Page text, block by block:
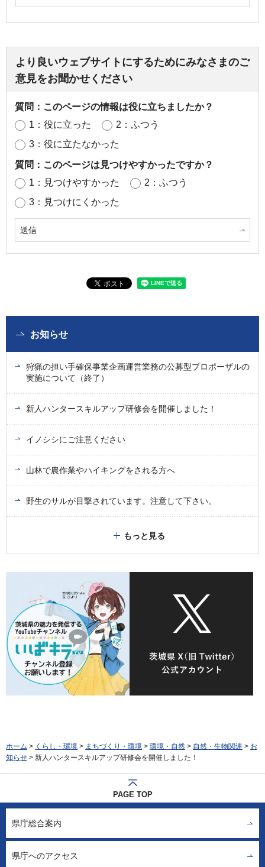
より良いウェブサイトにするためにみなさまのご
意見をお聞かせください
質問：このページの情報は役に立ちましたか？
1：役に立った
2：ふつう
3：役に立たなかった
質問：このページは見つけやすかったですか？
1：見つけやすかった
2：ふつう
3：見つけにくかった
お知らせ
狩猟の担い手確保事業企画運営業務の公募型プロポーザルの
実施について（終了）
新人ハンタースキルアップ研修会を開催しました！
イノシシにご注意ください
山林で農作業やハイキングをされる方へ
野生のサルが目撃されています。注意して下さい。
もっと見る
ホーム > くらし・環境 > まちづくり・環境 > 環境・自然 > 自然・生物関連 > お
知らせ > 新人ハンタースキルアップ研修会を開催しました！
PAGE TOP
県庁総合案内
県庁へのアクセス